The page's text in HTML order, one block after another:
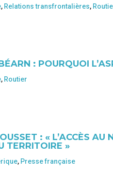
, Relations transfrontalières,
: POURQUOI
, Routier
: « L’ACCÈS AU
TERRITOIRE »
, Presse française